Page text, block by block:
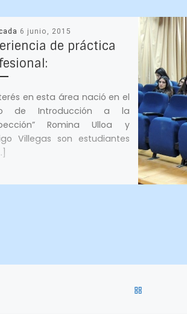
6 junio, 2015
de práctica
en esta área nació en el
de Introducción a la
Romina Ulloa y
Villegas son estudiantes